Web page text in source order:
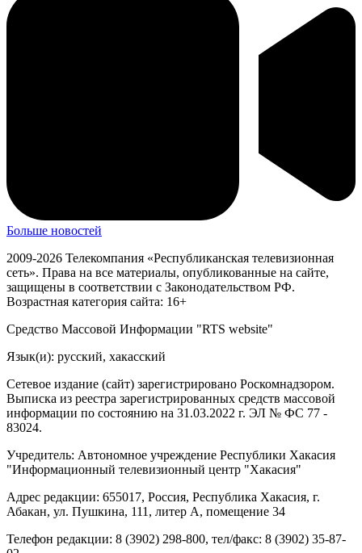
Больше новостей
2009-2026 Телекомпания «Республиканская телевизионная
сеть». Права на все материалы, опубликованные на сайте,
защищены в соответствии с Законодательством РФ.
Возрастная категория сайта: 16+
Средство Массовой Информации "RTS website"
Язык(и): русский, хакасский
Сетевое издание (сайт) зарегистрировано Роскомнадзором.
Выписка из реестра зарегистрированных средств массовой
информации по состоянию на 31.03.2022 г. ЭЛ № ФС 77 -
83024.
Учредитель: Автономное учреждение Республики Хакасия
"Информационный телевизионный центр "Хакасия"
Адрес редакции: 655017, Россия, Республика Хакасия, г.
Абакан, ул. Пушкина, 111, литер А, помещение 34
Телефон редакции: 8 (3902) 298-800, тел/факс: 8 (3902) 35-87-